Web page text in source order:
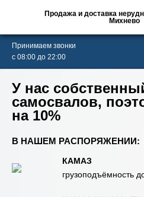
Продажа и доставка
Михнево
Принимаем звонки
с 08:00 до 22:00
В НАШЕМ РАСПОРЯЖЕНИИ:
КАМАЗ
грузоподъёмность
У нас
самосвалов,
на 10%